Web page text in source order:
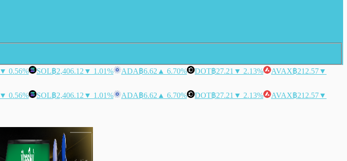
▼ 0.56% SOL฿2,406.12 ▼ 1.01% ADA฿6.62 ▲ 6.70% DOT฿27.21 ▼ 2.13% AVAX฿212.57▼
▼ 0.56% SOL฿2,406.12 ▼ 1.01% ADA฿6.62 ▲ 6.70% DOT฿27.21 ▼ 2.13% AVAX฿212.57▼